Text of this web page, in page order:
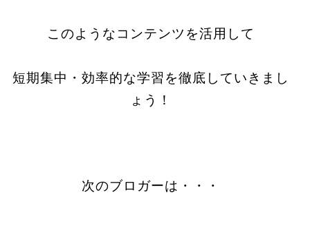
このようなコンテンツを活用して
短期集中・効率的な学習を徹底していきまし
ょう！
次のブロガーは・・・